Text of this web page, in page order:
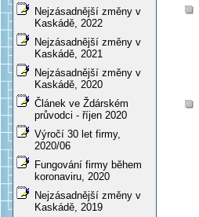
Nejzásadnější změny v
Kaskádě, 2022
Nejzásadnější změny v
Kaskádě, 2021
Nejzásadnější změny v
Kaskádě, 2020
Článek ve Ždárském
průvodci - říjen 2020
Výročí 30 let firmy,
2020/06
Fungování firmy během
koronaviru, 2020
Nejzásadnější změny v
Kaskádě, 2019